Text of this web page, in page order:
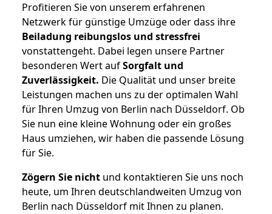
Profitieren Sie von unserem erfahrenen
Netzwerk für günstige Umzüge oder dass ihre
Beiladung reibungslos und stressfrei
vonstattengeht. Dabei legen unsere Partner
besonderen Wert aufSorgfalt und
Zuverlässigkeit. Die Qualität und unser breite
Leistungen machen uns zu der optimalen Wahl
für Ihren Umzug von Berlin nach Düsseldorf. Ob
Sie nun eine kleine Wohnung oder ein großes
Haus umziehen, wir haben die passende Lösung
für Sie.
Zögern Sie nicht und kontaktieren Sie uns noch
heute, um Ihren deutschlandweiten Umzug von
Berlin nach Düsseldorf mit Ihnen zu planen.